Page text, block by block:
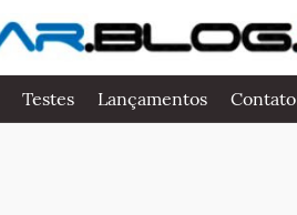
Testes Lançamentos Contato